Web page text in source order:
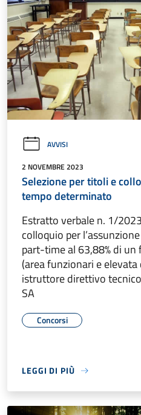
AVVISI
2 NOVEMBRE 2023
Selezione per titoli e
tempo determinato
Estratto verbale n. 1/
colloquio per
part-time al 63,88% di
(area funzionari e
istruttore direttivo
SA
Concorsi
LEGGI DI PIÙ